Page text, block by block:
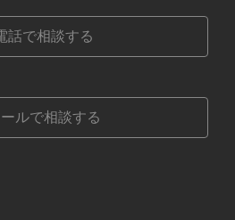
話で相談する
ールで相談する